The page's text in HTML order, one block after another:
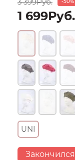
1 699Руб.
UNI
Закончился